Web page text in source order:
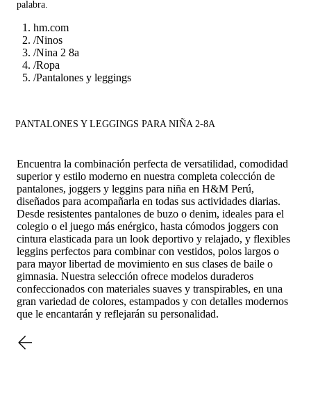
palabra.
hm.com
/Ninos
/Nina 2 8a
/Ropa
/Pantalones y leggings
PANTALONES Y LEGGINGS PARA NIÑA 2-8A
Encuentra la combinación perfecta de versatilidad, comodidad
superior y estilo moderno en nuestra completa colección de
pantalones, joggers y leggins para niña en H&M Perú,
diseñados para acompañarla en todas sus actividades diarias.
Desde resistentes pantalones de buzo o denim, ideales para el
colegio o el juego más enérgico, hasta cómodos joggers con
cintura elasticada para un look deportivo y relajado, y flexibles
leggins perfectos para combinar con vestidos, polos largos o
para mayor libertad de movimiento en sus clases de baile o
gimnasia. Nuestra selección ofrece modelos duraderos
confeccionados con materiales suaves y transpirables, en una
gran variedad de colores, estampados y con detalles modernos
que le encantarán y reflejarán su personalidad.